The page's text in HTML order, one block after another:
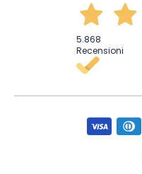
5.868
Recensioni